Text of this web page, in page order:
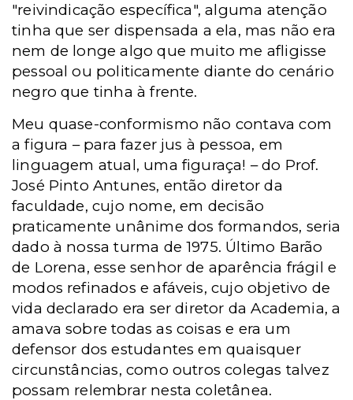
"reivindicação específica", alguma atenção
tinha que ser dispensada a ela, mas não era
nem de longe algo que muito me afligisse
pessoal ou politicamente diante do cenário
negro que tinha à frente.
Meu quase-conformismo não contava com
a figura – para fazer jus à pessoa, em
linguagem atual, uma figuraça! – do Prof.
José Pinto Antunes, então diretor da
faculdade, cujo nome, em decisão
praticamente unânime dos formandos, seria
dado à nossa turma de 1975. Último Barão
de Lorena, esse senhor de aparência frágil e
modos refinados e afáveis, cujo objetivo de
vida declarado era ser diretor da Academia, a
amava sobre todas as coisas e era um
defensor dos estudantes em quaisquer
circunstâncias, como outros colegas talvez
possam relembrar nesta coletânea.